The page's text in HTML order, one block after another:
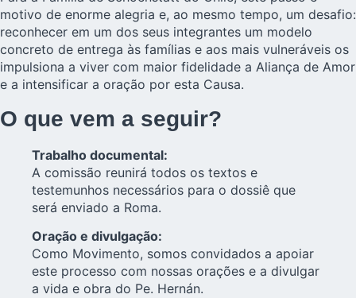
motivo de enorme alegria e, ao mesmo tempo, um desafio:
reconhecer em um dos seus integrantes um modelo
concreto de entrega às famílias e aos mais vulneráveis os
impulsiona a viver com maior fidelidade a Aliança de Amor
e a intensificar a oração por esta Causa.
O que vem a seguir?
Trabalho documental:
A comissão reunirá todos os textos e
testemunhos necessários para o dossiê que
será enviado a Roma.
Oração e divulgação:
Como Movimento, somos convidados a apoiar
este processo com nossas orações e a divulgar
a vida e obra do Pe. Hernán.